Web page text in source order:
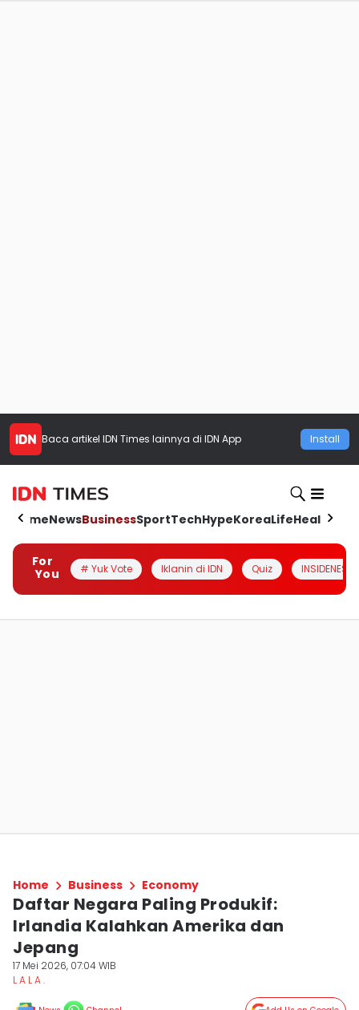
Baca artikel IDN Times lainnya di IDN App Install
HomeNewsBusinessSportTechHypeKoreaLifeHealth
For
You
# Yuk Vote Iklanin di IDN Quiz INSIDENESIA
Home Business Economy
Daftar Negara Paling Produkif:
Irlandia Kalahkan Amerika dan
Jepang
17 Mei 2026, 07:04 WIB
L A L A .